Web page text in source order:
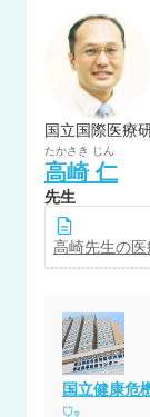
たかさき じん
高崎 仁
先生
高崎先生の
国立健康危